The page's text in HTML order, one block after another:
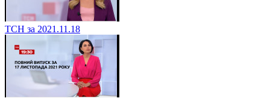
ТСН за 2021.11.18